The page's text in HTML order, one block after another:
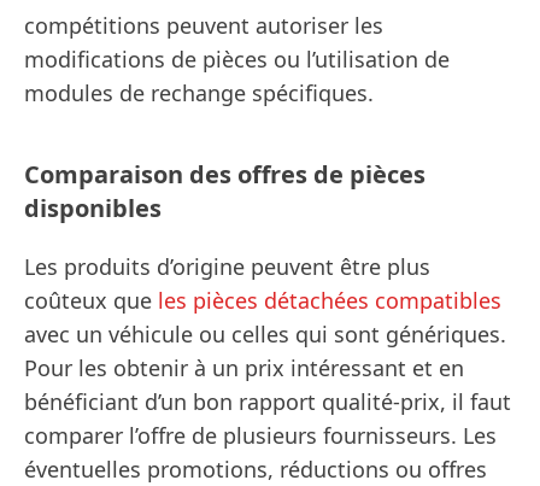
compétitions peuvent autoriser les
modifications de pièces ou l’utilisation de
modules de rechange spécifiques.
Comparaison des offres de pièces
disponibles
Les produits d’origine peuvent être plus
coûteux que les pièces détachées compatibles
avec un véhicule ou celles qui sont génériques.
Pour les obtenir à un prix intéressant et en
bénéficiant d’un bon rapport qualité-prix, il faut
comparer l’offre de plusieurs fournisseurs. Les
éventuelles promotions, réductions ou offres